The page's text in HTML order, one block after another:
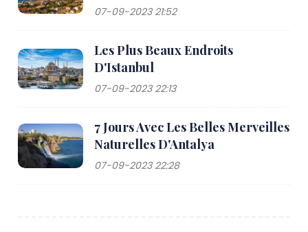
07-09-2023 21:52
Les Plus Beaux Endroits
D'Istanbul
07-09-2023 22:13
7 Jours Avec Les Belles Merveilles
Naturelles D'Antalya
07-09-2023 22:28